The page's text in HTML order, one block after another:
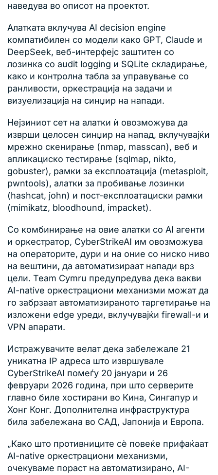
наведува во описот на проектот.
Алатката вклучува AI decision engine
компатибилен со модели како GPT, Claude и
DeepSeek, веб-интерфејс заштитен со
лозинка со audit logging и SQLite складирање,
како и контролна табла за управување со
ранливости, оркестрација на задачи и
визуелизација на синџир на напади.
Нејзиниот сет на алатки ѝ овозможува да
изврши целосен синџир на напад, вклучувајќи
мрежно скенирање (nmap, masscan), веб и
апликациско тестирање (sqlmap, nikto,
gobuster), рамки за експлоатација (metasploit,
pwntools), алатки за пробивање лозинки
(hashcat, john) и пост-експлоатациски рамки
(mimikatz, bloodhound, impacket).
Со комбинирање на овие алатки со AI агенти
и оркестратор, CyberStrikeAI им овозможува
на операторите, дури и на оние со ниско ниво
на вештини, да автоматизираат напади врз
цели. Team Cymru предупредува дека вакви
AI-native оркестрациони механизми можат да
го забрзаат автоматизираното таргетирање на
изложени edge уреди, вклучувајќи firewall-и и
VPN апарати.
Истражувачите велат дека забележале 21
уникатна IP адреса што извршувале
CyberStrikeAI помеѓу 20 јануари и 26
февруари 2026 година, при што серверите
главно биле хостирани во Кина, Сингапур и
Хонг Конг. Дополнителна инфраструктура
била забележана во САД, Јапонија и Европа.
„Како што противниците сè повеќе прифаќаат
AI-native оркестрациони механизми,
очекуваме пораст на автоматизирано, AI-